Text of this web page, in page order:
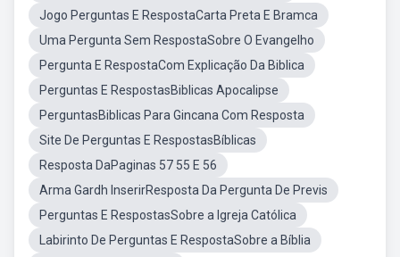
Jogo Perguntas E RespostaCarta Preta E Bramca
Uma Pergunta Sem RespostaSobre O Evangelho
Pergunta E RespostaCom Explicação Da Biblica
Perguntas E RespostasBiblicas Apocalipse
PerguntasBiblicas Para Gincana Com Resposta
Site De Perguntas E RespostasBíblicas
Resposta DaPaginas 57 55 E 56
Arma Gardh InserirResposta Da Pergunta De Previs
Perguntas E RespostasSobre a Igreja Católica
Labirinto De Perguntas E RespostaSobre a Bíblia